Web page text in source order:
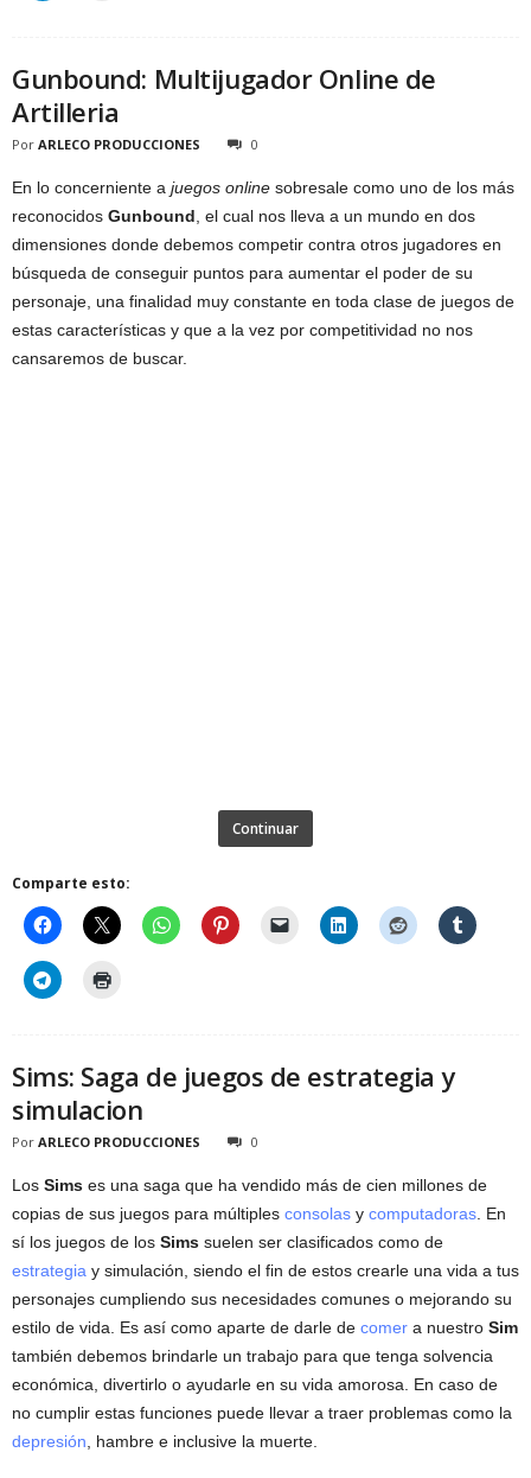
Gunbound: Multijugador Online de
Artilleria
Por ARLECO PRODUCCIONES 0
En lo concerniente a juegos online sobresale como uno de los más
reconocidos Gunbound , el cual nos lleva a un mundo en dos
dimensiones donde debemos competir contra otros jugadores en
búsqueda de conseguir puntos para aumentar el poder de su
personaje, una finalidad muy constante en toda clase de juegos de
estas características y que a la vez por competitividad no nos
cansaremos de buscar.
Continuar
Comparte esto:
Sims: Saga de juegos de estrategia y
simulacion
Por ARLECO PRODUCCIONES 0
Los Sims es una saga que ha vendido más de cien millones de
copias de sus juegos para múltiples consolas y computadoras . En
sí los juegos de los Sims suelen ser clasificados como de
estrategia y simulación, siendo el fin de estos crearle una vida a tus
personajes cumpliendo sus necesidades comunes o mejorando su
estilo de vida. Es así como aparte de darle de comer a nuestro Sim
también debemos brindarle un trabajo para que tenga solvencia
económica, divertirlo o ayudarle en su vida amorosa. En caso de
no cumplir estas funciones puede llevar a traer problemas como la
depresión , hambre e inclusive la muerte.